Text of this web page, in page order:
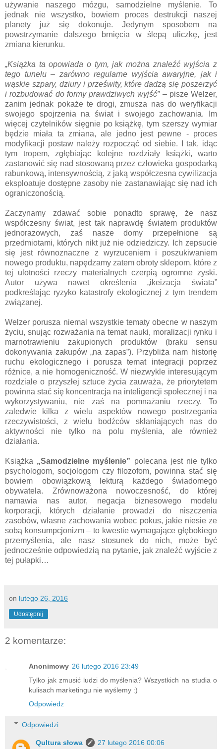
używanie naszego mózgu, samodzielne myślenie. To
jednak nie wszystko, bowiem proces destrukcji naszej
planety już się dokonuje. Jedynym sposobem na
powstrzymanie dalszego brnięcia w ślepą uliczkę, jest
zmiana kierunku.
„Książka ta opowiada o tym, jak można znaleźć wyjścia z
tego tunelu – zarówno regularne wyjścia awaryjne, jak i
wąskie szpary, dziury i prześwity, które dadzą się poszerzyć
i rozbudować do formy prawdziwych wyjść” – pisze Welzer,
zanim jednak pokaże te drogi, zmusza nas do weryfikacji
swojego spojrzenia na świat i swojego zachowania. Im
więcej czytelników sięgnie po książkę, tym szerszy wymiar
będzie miała ta zmiana, ale jedno jest pewne - proces
modyfikacji postaw należy rozpocząć od siebie. I tak, idąc
tym tropem, zgłębiając kolejne rozdziały książki, warto
zastanowić się nad stosowaną przez człowieka gospodarką
rabunkową, intensywnością, z jaką współczesna cywilizacja
eksploatuje dostępne zasoby nie zastanawiając się nad ich
ograniczonością.
Zaczynamy zdawać sobie ponadto sprawę, że nasz
współczesny świat, jest tak naprawdę światem produktów
jednorazowych, zaś nasze domy przepełnione są
przedmiotami, których nikt już nie odziedziczy. Ich zepsucie
się jest równoznaczne z wyrzuceniem i poszukiwaniem
nowego produktu, napędzamy zatem obroty sklepom, które z
tej ulotności rzeczy materialnych czerpią ogromne zyski.
Autor używa nawet określenia „ikeizacja świata”
podkreślając ryzyko katastrofy ekologicznej z tym trendem
związanej.
Welzer porusza niemal wszystkie tematy obecne w naszym
życiu, snując rozważania na temat nauki, moralizacji rynku i
marnotrawieniu zakupionych produktów (braku sensu
dokonywania zakupów „na zapas”). Przybliża nam historię
ruchu ekologicznego i porusza temat integracji poprzez
różnice, a nie homogeniczność. W niezwykle interesującym
rozdziale o przyszłej sztuce życia zauważa, że priorytetem
powinna stać się koncentracja na inteligencji społecznej i na
wykorzystywaniu, nie zaś na pomnażaniu rzeczy. To
zaledwie kilka z wielu aspektów nowego postrzegania
rzeczywistości, z wielu bodźców skłaniających nas do
aktywności nie tylko na polu myślenia, ale również
działania.
Książka „Samodzielne myślenie” polecana jest nie tylko
psychologom, socjologom czy filozofom, powinna stać się
bowiem obowiązkową lekturą każdego świadomego
obywatela. Zrównoważona nowoczesność, do której
namawia nas autor, negacja biznesowego modelu
korporacji, których działanie prowadzi do niszczenia
zasobów, własne zachowania wobec pokus, jakie niesie ze
sobą konsumpcjonizm – to kwestie wymagające głębokiego
przemyślenia, ale nasz stosunek do nich, może być
jednocześnie odpowiedzią na pytanie, jak znaleźć wyjście z
tej pułapki…
on lutego 26, 2016
Udostępnij
2 komentarze:
Anonimowy 26 lutego 2016 23:49
Tylko jak zmusić ludzi do myślenia? Wszystkich na studia o
kulisach marketingu nie wyślemy :)
Odpowiedz
Odpowiedzi
Qultura słowa
27 lutego 2016 00:06